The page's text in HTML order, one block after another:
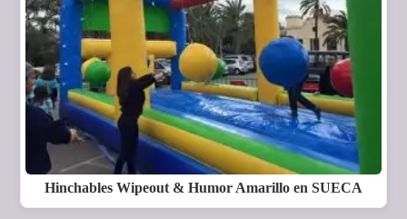
Hinchables Wipeout & Humor Amarillo en SUECA